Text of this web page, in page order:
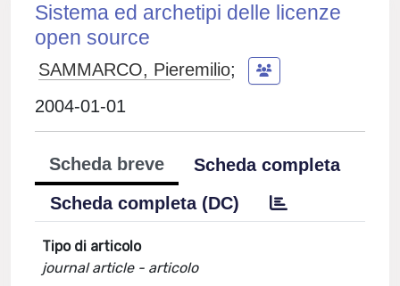
Sistema ed archetipi delle licenze
open source
SAMMARCO, Pieremilio;
2004-01-01
Scheda breve
Scheda completa
Scheda completa (DC)
Tipo di articolo
journal article - articolo